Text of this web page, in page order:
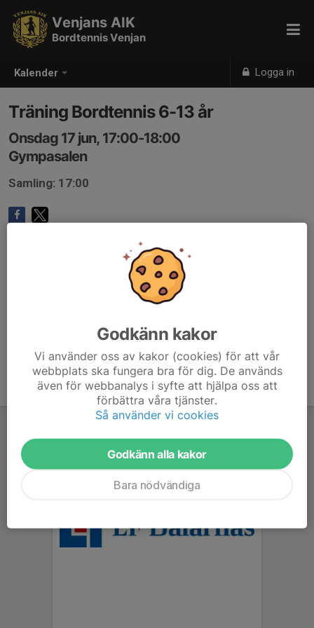
Kalender Logga in
Venjans AIK
Bordtennis Venjan
Träning Bordtennis 6-13 år
Onsdag 17 jun, 17:00-18:00
Gympasalen
Samling: 17:00
Godkänn kakor
Vi använder oss av kakor (cookies) för att vår
webbplats ska fungera bra för dig. De används
även för webbanalys i syfte att hjälpa oss att
förbättra våra tjänster.
Så använder vi cookies
Godkänn alla kakor
Bara nödvändiga